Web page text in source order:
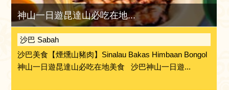
神山一日遊昆達山必吃在地...
沙巴 Sabah
沙巴美食【煙燻山豬肉】Sinalau Bakas Himbaan Bongol
神山一日遊昆達山必吃在地美食 沙巴神山一日遊...